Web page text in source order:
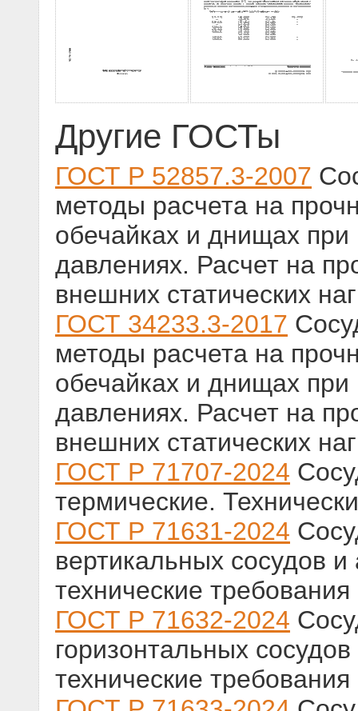
Другие ГОСТы
ГОСТ Р 52857.3-2007
методы расчета на
обечайках и днищах
давлениях. Расчет на
внешних статических
ГОСТ 34233.3-2017
методы расчета на
обечайках и днищах
давлениях. Расчет на
внешних статических
ГОСТ Р 71707-2024
термические.
ГОСТ Р 71631-2024
вертикальных сосудов
технические требования
ГОСТ Р 71632-2024
горизонтальных
технические требования